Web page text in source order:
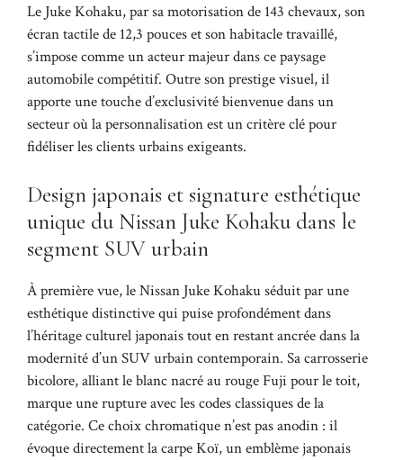
Le Juke Kohaku, par sa motorisation de 143 chevaux, son
écran tactile de 12,3 pouces et son habitacle travaillé,
s’impose comme un acteur majeur dans ce paysage
automobile compétitif. Outre son prestige visuel, il
apporte une touche d’exclusivité bienvenue dans un
secteur où la personnalisation est un critère clé pour
fidéliser les clients urbains exigeants.
Design japonais et signature esthétique
unique du Nissan Juke Kohaku dans le
segment SUV urbain
À première vue, le Nissan Juke Kohaku séduit par une
esthétique distinctive qui puise profondément dans
l’héritage culturel japonais tout en restant ancrée dans la
modernité d’un SUV urbain contemporain. Sa carrosserie
bicolore, alliant le blanc nacré au rouge Fuji pour le toit,
marque une rupture avec les codes classiques de la
catégorie. Ce choix chromatique n’est pas anodin : il
évoque directement la carpe Koï, un emblème japonais